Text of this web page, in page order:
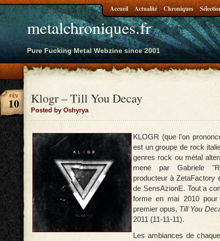
metalchroniques.fr
Pure Fucking Metal Webzine since 2001
Accueil Actualité Chroniques
Klogr – Till You Decay
Posted by Oshyrya
FÉV
10
KLOGR (que l’on
est un groupe de rock
genres rock ou métal
mené par Gabriele
producteur à ZetaFactory
de SensAzionE. Tout a
forme en mai 2010
premier opus, Till You
2011 (11-11-11).
Les ambiances de